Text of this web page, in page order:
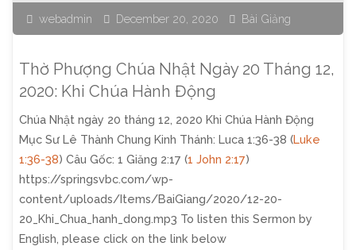
Ngày
Tháng
12,
2020"
webadmin December 20, 2020 Bài Giảng
Thờ Phượng Chúa Nhật Ngày 20 Tháng 12,
2020: Khi Chúa Hành Động
Chúa Nhật ngày 20 tháng 12, 2020 Khi Chúa Hành Động
Mục Sư Lê Thành Chung Kinh Thánh: Luca 1:36-38 (Luke
1:36-38) Câu Gốc: 1 Giăng 2:17 (1 John 2:17)
https://springsvbc.com/wp-
content/uploads/Items/BaiGiang/2020/12-20-
20_Khi_Chua_hanh_dong.mp3 To listen this Sermon by
English, please click on the link below